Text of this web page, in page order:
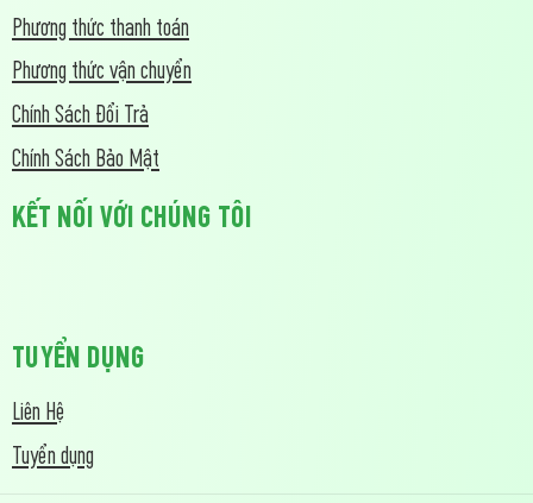
Phương thức thanh toán
Phương thức vận chuyển
Chính Sách Đổi Trả
Chính Sách Bảo Mật
KẾT NỐI VỚI CHÚNG TÔI
TUYỂN DỤNG
Liên Hệ
Tuyển dụng